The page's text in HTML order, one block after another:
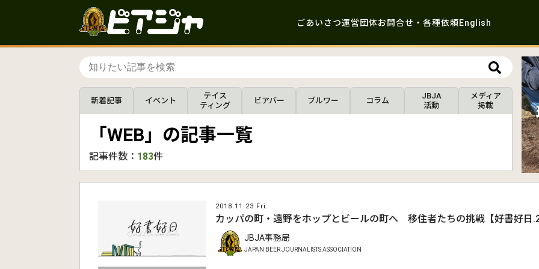
ごあいさつ運営団体お問合せ・各種依頼English
新着記事 イベント
テイス
ティング
ビアバー ブルワー コラム
JBJA
活動
メディア
掲載
「WEB」の記事一覧
記事件数： 183件
2018.11.23 Fri.
カッパの町・遠野をホップとビールの町へ 移住者たちの挑戦【好書好日
JBJA事務局
JAPAN BEER JOURNALISTS ASSOCIATION